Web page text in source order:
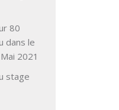
80
dans le
2021
stage